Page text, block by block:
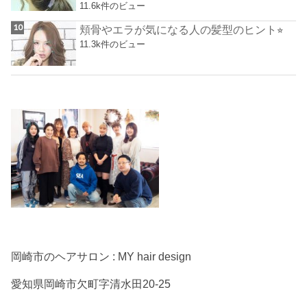
11.6k件のビュー
頬骨やエラが気になる人の髪型のヒント⭐︎
11.3k件のビュー
岡崎市のヘアサロン : MY hair design
愛知県岡崎市欠町字清水田20-25